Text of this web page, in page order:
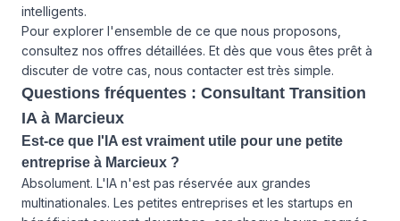
intelligents.
Pour explorer l'ensemble de ce que nous proposons,
consultez nos offres détaillées. Et dès que vous êtes prêt à
discuter de votre cas, nous contacter est très simple.
Questions fréquentes : Consultant Transition
IA à Marcieux
Est-ce que l'IA est vraiment utile pour une petite
entreprise à Marcieux ?
Absolument. L'IA n'est pas réservée aux grandes
multinationales. Les petites entreprises et les startups en